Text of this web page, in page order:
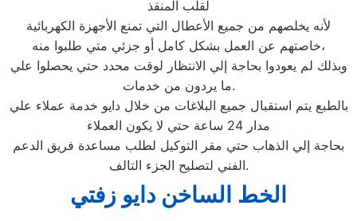
لقلب المنقذ
لأنه يخلصهم من جميع الأعطال التي تمنع الأجهزة الكهربائية
خاصتهم عن العمل بشكل كامل أو جزئي متي طلبوا منه،
وبذلك لم يعودوا بحاجة إلي الانتظار لوقت محدد حتي يحصلوا علي
ما يردون من خدمات.
بالطبع يتم استقبال جميع البلاغات من خلال دايو خدمة عملاء علي
مدار 24 ساعة حتي لا يكون العملاء
بحاجة إلي الذهاب حتي مقر التوكيل لطلب مساعدة فريق الدعم
الفني لتصليح الجزء التالف.
الخط الساخن دايو زفتي